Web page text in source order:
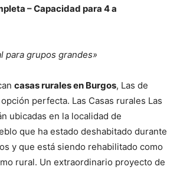
– Capacidad para 4 a
para grupos grandes»
casas rurales en Burgos, Las de
perfecta. Las Casas rurales Las
ubicadas en la localidad de
que ha estado deshabitado durante
y que está siendo rehabilitado como
rural. Un extraordinario proyecto de